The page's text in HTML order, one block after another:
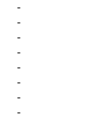
-
-
-
-
-
-
-
-